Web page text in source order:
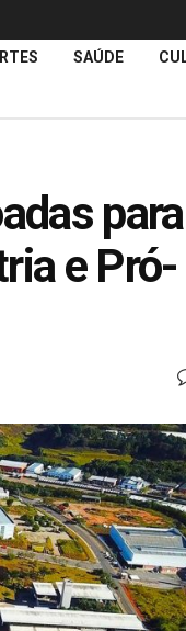
SAÚDE
para
e Pró-